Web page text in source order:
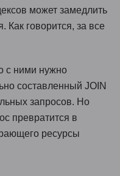
может замедлить
Как говорится, за все
с ними нужно
составленный JOIN
запросов. Но
превратится в
ресурсы